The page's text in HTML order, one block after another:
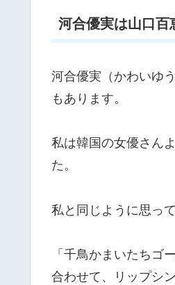
河合優実は山口百
河合優実（かわいゆ
もあります。
私は韓国の女優さん
た。
私と同じように思っ
「千鳥かまいたちゴ
合わせて、リップシ